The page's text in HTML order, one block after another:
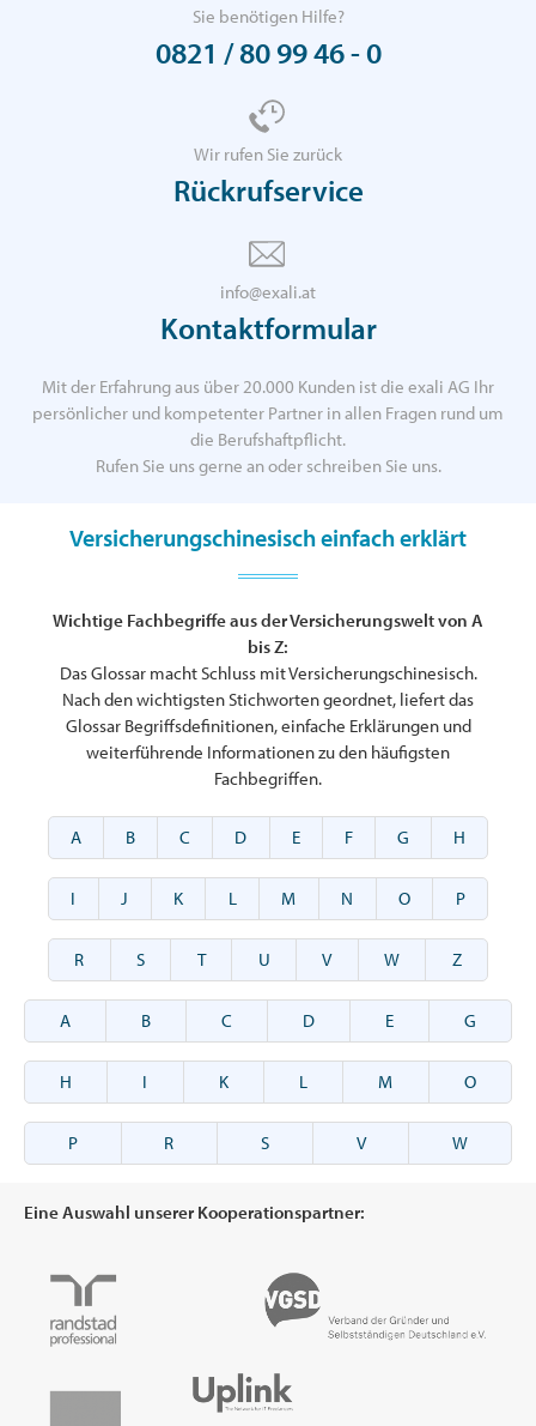
Sie benötigen Hilfe?
0821 / 80 99 46 - 0
Wir rufen Sie zurück
Rückrufservice
info@exali.at
Kontaktformular
Mit der Erfahrung aus über 20.000 Kunden ist die exali AG Ihr
persönlicher und kompetenter Partner in allen Fragen rund um
die Berufshaftpflicht.
Rufen Sie uns gerne an oder schreiben Sie uns.
Versicherungschinesisch einfach erklärt
Wichtige Fachbegriffe aus der Versicherungswelt von A
bis Z:
Das Glossar macht Schluss mit Versicherungschinesisch.
Nach den wichtigsten Stichworten geordnet, liefert das
Glossar Begriffsdefinitionen, einfache Erklärungen und
weiterführende Informationen zu den häufigsten
Fachbegriffen.
A B C D E F G H
I J K L M N O P
R S T U V W Z
A B C D E G
H I K L M O
P R S V W
Eine Auswahl unserer Kooperationspartner: